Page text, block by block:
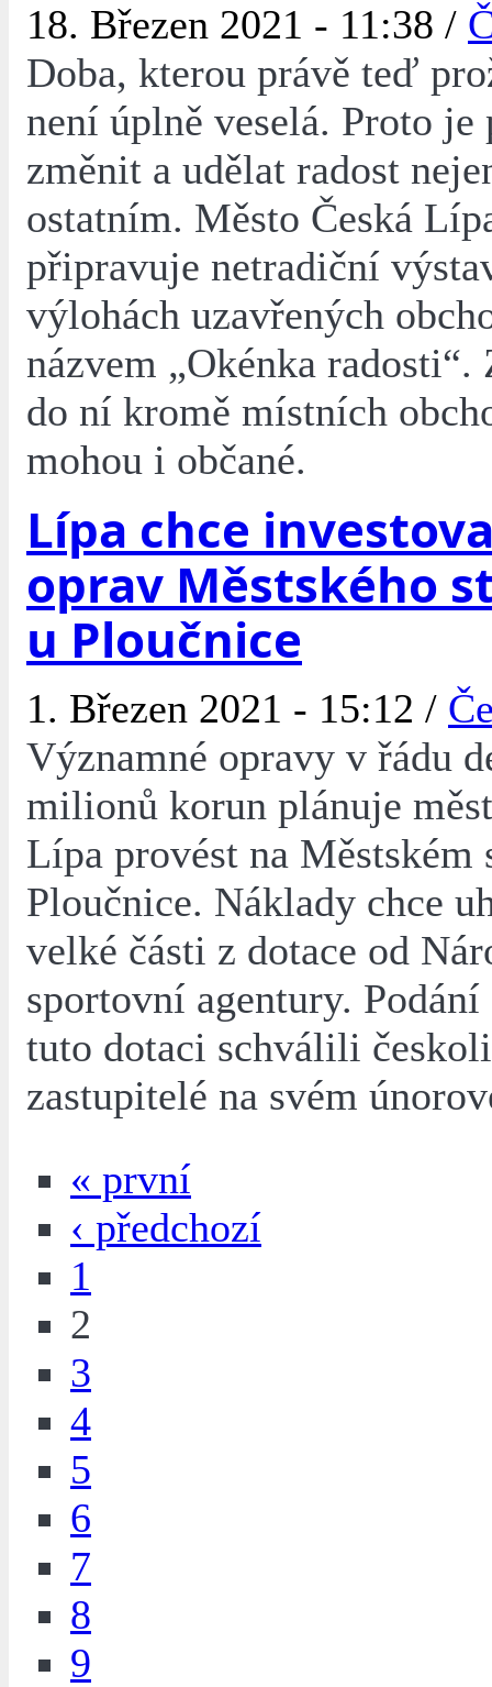
18. Březen 2021 - 11:38 /
Doba, kterou právě teď
není úplně veselá. Proto je
změnit a udělat radost
ostatním. Město Česká
připravuje netradiční
výlohách uzavřených
názvem „Okénka radosti“.
do ní kromě místních
mohou i občané.
Lípa chce
oprav Městského
u Ploučnice
1. Březen 2021 - 15:12 /
Významné opravy v řádu
milionů korun plánuje
Lípa provést na Městském
Ploučnice. Náklady chce
velké části z dotace od
sportovní agentury. Podání
tuto dotaci schválili
zastupitelé na svém
« první
‹ předchozí
1
2
3
4
5
6
7
8
9